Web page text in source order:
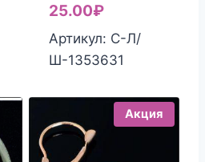
цена
составляла
39.00₽.
25.00₽Текущая
цена:
25.00₽.
Артикул: С-Л/
Ш-1353631
Акция